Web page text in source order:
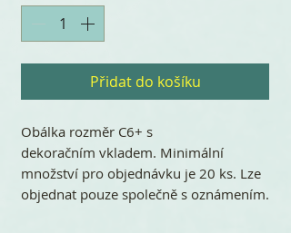
Přidat do košíku
Obálka rozměr C6+ s
dekoračním vkladem. Minimální
množství pro objednávku je 20 ks. Lze
objednat pouze společně s oznámením.